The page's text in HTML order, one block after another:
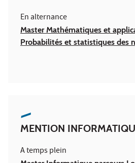
En alternance
Master Mathématiques et
Probabilités et statistiques des
MENTION
A temps plein